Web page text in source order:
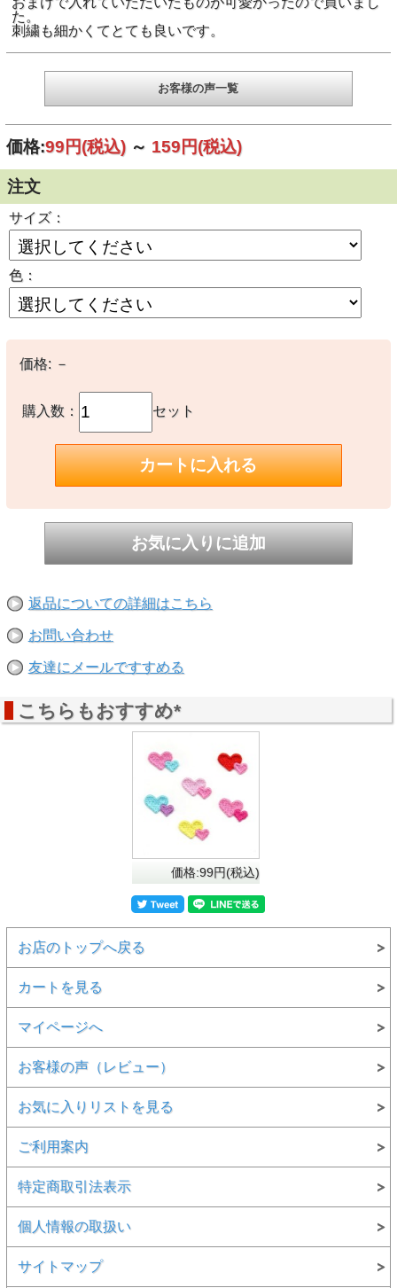
た。
刺繍も細かくてとても良いです。
お客様の声一覧
価格:99円(税込) ～ 159円(税込)
注文
サイズ：
色：
価格:－
購入数： セット
返品についての詳細はこちら
お問い合わせ
友達にメールですすめる
こちらもおすすめ*
価格:99円(税込)
お店のトップへ戻る
カートを見る
マイページへ
お客様の声（レビュー）
お気に入りリストを見る
ご利用案内
特定商取引法表示
個人情報の取扱い
サイトマップ